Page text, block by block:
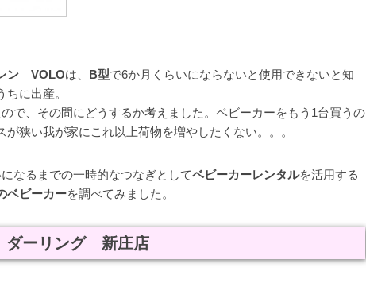
ン VOLOは、 B型で6か月くらいにならないと使用できないと知
に出産。
で、その間にどうするか考えました。ベビーカーをもう1台買うの
狭い我が家にこれ以上荷物を増やしたくない。。。
なるまでの一時的なつなぎとしてベビーカーレンタルを活用する
ベビーカーを調べてみました。
ダーリング 新庄店